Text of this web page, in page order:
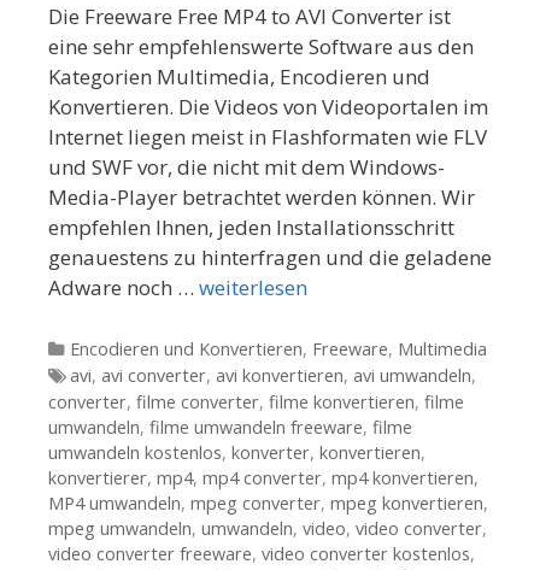
Die Freeware Free MP4 to AVI Converter ist
eine sehr empfehlenswerte Software aus den
Kategorien Multimedia, Encodieren und
Konvertieren. Die Videos von Videoportalen im
Internet liegen meist in Flashformaten wie FLV
und SWF vor, die nicht mit dem Windows-
Media-Player betrachtet werden können. Wir
empfehlen Ihnen, jeden Installationsschritt
genauestens zu hinterfragen und die geladene
Adware noch … weiterlesen
Kategorien
Encodieren und Konvertieren, Freeware, Multimedia
Tags
avi, avi converter, avi konvertieren, avi umwandeln,
converter, filme converter, filme konvertieren, filme
umwandeln, filme umwandeln freeware, filme
umwandeln kostenlos, konverter, konvertieren,
konvertierer, mp4, mp4 converter, mp4 konvertieren,
MP4 umwandeln, mpeg converter, mpeg konvertieren,
mpeg umwandeln, umwandeln, video, video converter,
video converter freeware, video converter kostenlos,